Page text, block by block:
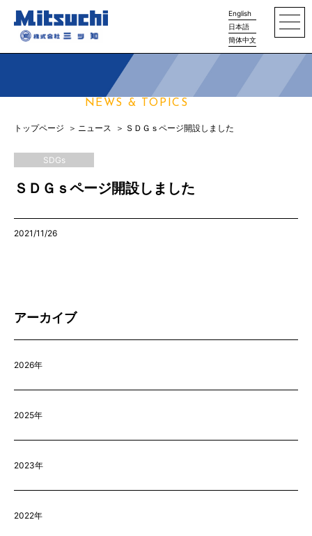
English
日本語
簡体中文
NEWS & TOPICS
トップページ ニュース ＳＤＧｓページ開設しました
SDGs
ＳＤＧｓページ開設しました
2021/11/26
アーカイブ
2026年
2025年
2023年
2022年